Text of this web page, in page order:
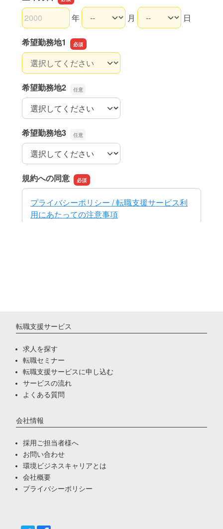
転職支援サービス
求人を探す
転職セミナー
転職支援サービスに申し込む
サービスの流れ
よくある質問
会社情報
採用ご担当者様へ
お問い合わせ
環境ビジネスキャリアとは
会社概要
プライバシーポリシー